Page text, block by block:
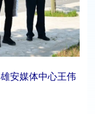
安媒体中心王伟